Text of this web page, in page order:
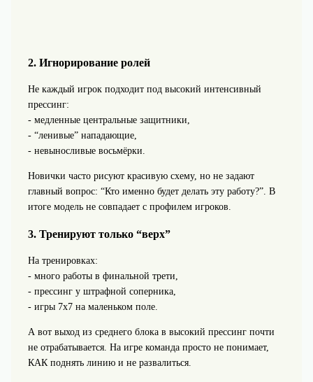
2. Игнорирование ролей
Не каждый игрок подходит под высокий интенсивный
прессинг:
- медленные центральные защитники,
- “ленивые” нападающие,
- невыносливые восьмёрки.
Новички часто рисуют красивую схему, но не задают
главный вопрос: “Кто именно будет делать эту работу?”. В
итоге модель не совпадает с профилем игроков.
3. Тренируют только “верх”
На тренировках:
- много работы в финальной трети,
- прессинг у штрафной соперника,
- игры 7х7 на маленьком поле.
А вот выход из среднего блока в высокий прессинг почти
не отрабатывается. На игре команда просто не понимает,
КАК поднять линию и не развалиться.